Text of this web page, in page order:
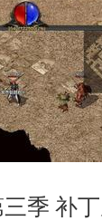
季 补